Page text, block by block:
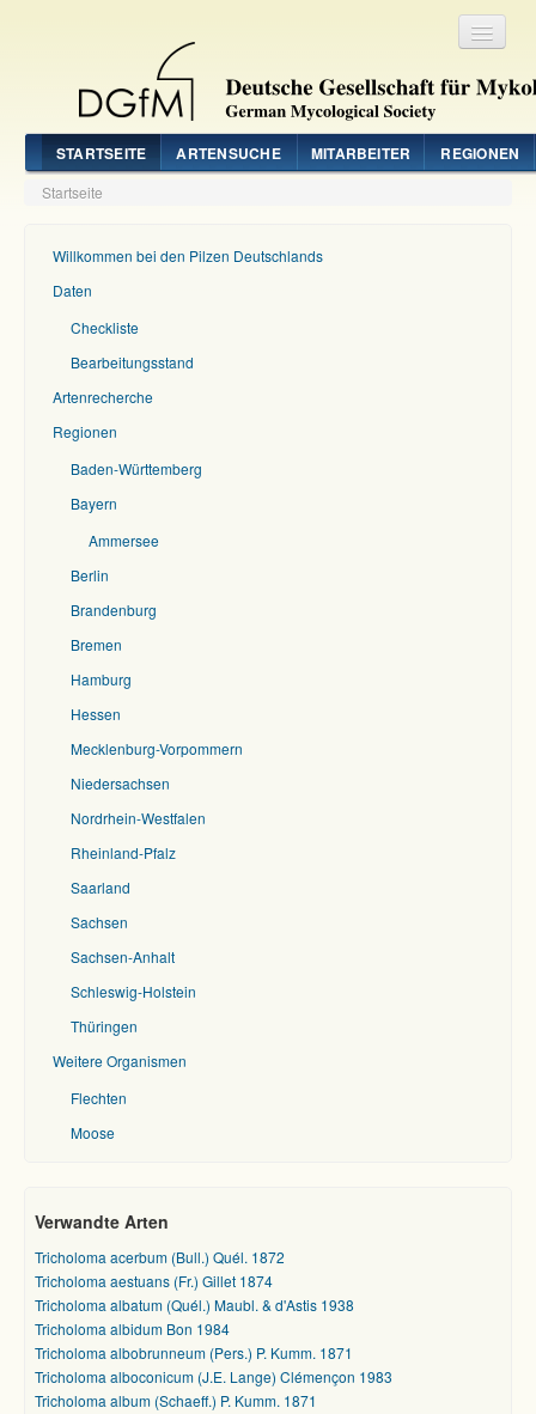
STARTSEITE ARTENSUCHE MITARBEITER REGIONEN
Startseite
Willkommen bei den Pilzen Deutschlands
Daten
Checkliste
Bearbeitungsstand
Artenrecherche
Regionen
Baden-Württemberg
Bayern
Ammersee
Berlin
Brandenburg
Bremen
Hamburg
Hessen
Mecklenburg-Vorpommern
Niedersachsen
Nordrhein-Westfalen
Rheinland-Pfalz
Saarland
Sachsen
Sachsen-Anhalt
Schleswig-Holstein
Thüringen
Weitere Organismen
Flechten
Moose
Verwandte Arten
Tricholoma acerbum (Bull.) Quél. 1872
Tricholoma aestuans (Fr.) Gillet 1874
Tricholoma albatum (Quél.) Maubl. & d'Astis 1938
Tricholoma albidum Bon 1984
Tricholoma albobrunneum (Pers.) P. Kumm. 1871
Tricholoma alboconicum (J.E. Lange) Clémençon 1983
Tricholoma album (Schaeff.) P. Kumm. 1871